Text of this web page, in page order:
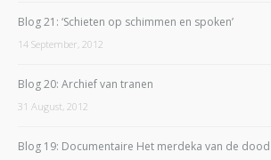
Blog 21: ‘Schieten op schimmen en spoken’
14 September, 2012
Blog 20: Archief van tranen
31 August, 2012
Blog 19: Documentaire Het merdeka van de dood